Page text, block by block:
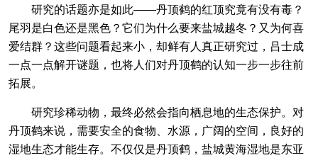
研究的话题亦是如此——丹顶鹤的红顶究竟有没有毒？
尾羽是白色还是黑色？它们为什么要来盐城越冬？又为何喜
爱结群？这些问题看起来小，却鲜有人真正研究过，吕士成
一点一点解开谜题，也将人们对丹顶鹤的认知一步一步往前
拓展。
研究珍稀动物，最终必然会指向栖息地的生态保护。对
丹顶鹤来说，需要安全的食物、水源，广阔的空间，良好的
湿地生态才能生存。不仅仅是丹顶鹤，盐城黄海湿地是东亚